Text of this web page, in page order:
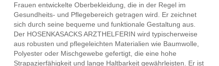
Frauen entwickelte Oberbekleidung, die in der Regel im
Gesundheits- und Pflegebereich getragen wird. Er zeichnet
sich durch seine bequeme und funktionale Gestaltung aus.
Der HOSENKASACKS ARZTHELFERIN wird typischerweise
aus robusten und pflegeleichten Materialien wie Baumwolle,
Polyester oder Mischgewebe gefertigt, die eine hohe
Strapazierfähigkeit und lange Haltbarkeit gewährleisten. Er ist